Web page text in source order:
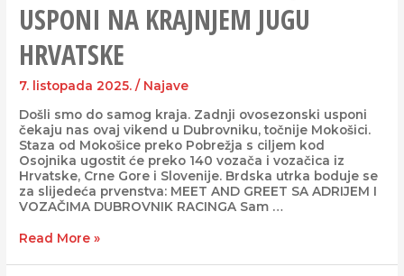
USPONI NA KRAJNJEM JUGU
HRVATSKE
7. listopada 2025. / Najave
Došli smo do samog kraja. Zadnji ovosezonski usponi
čekaju nas ovaj vikend u Dubrovniku, točnije Mokošici.
Staza od Mokošice preko Pobrežja s ciljem kod
Osojnika ugostit će preko 140 vozača i vozačica iz
Hrvatske, Crne Gore i Slovenije. Brdska utrka boduje se
za slijedeća prvenstva: MEET AND GREET SA ADRIJEM I
VOZAČIMA DUBROVNIK RACINGA Sam …
Read More »